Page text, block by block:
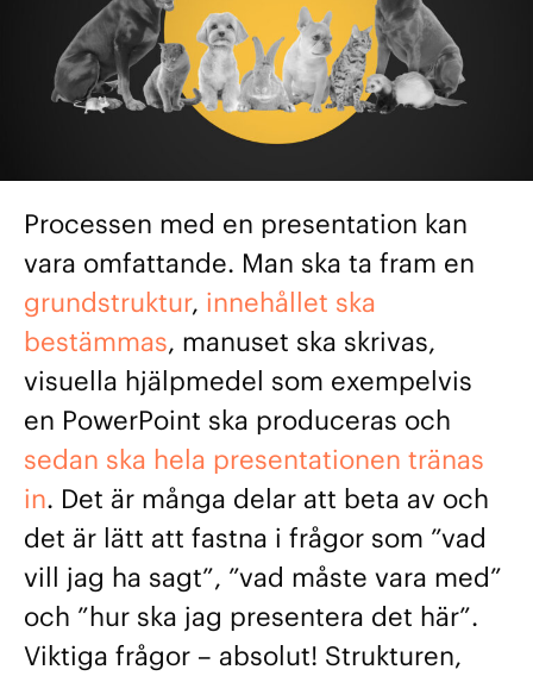
Processen med en presentation kan
vara omfattande. Man ska ta fram en
grundstruktur, innehållet ska
bestämmas, manuset ska skrivas,
visuella hjälpmedel som exempelvis
en PowerPoint ska produceras och
sedan ska hela presentationen tränas
in. Det är många delar att beta av och
det är lätt att fastna i frågor som ”vad
vill jag ha sagt”, ”vad måste vara med”
och ”hur ska jag presentera det här”.
Viktiga frågor – absolut! Strukturen,